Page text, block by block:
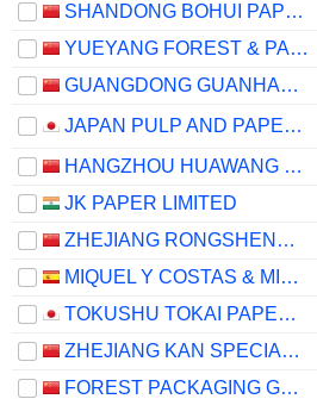
SHANDONG BOHUI PAPER INDUSTRY CO.,LTD.
YUEYANG FOREST & PAPER CO., LTD.
GUANGDONG GUANHAO HIGH-TECH CO., LTD.
JAPAN PULP AND PAPER COMPANY LIMITED
HANGZHOU HUAWANG NEW MATERIAL TECHNOLOGY CO.,LTD.
JK PAPER LIMITED
ZHEJIANG RONGSHENG ENVIRONMENTAL PROTECTION PAPER CO., LTD.
MIQUEL Y COSTAS & MIQUEL, S.A.
TOKUSHU TOKAI PAPER CO., LTD.
ZHEJIANG KAN SPECIALITIES MATERIAL CO., LTD.
FOREST PACKAGING GROUP CO.,LTD.